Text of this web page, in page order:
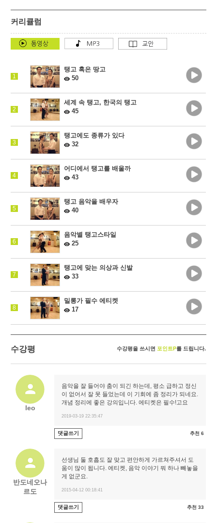
커리큘럼
1
탱고 혹은 땅고
50
2
세계 속 탱고, 한국의 탱고
45
3
탱고에도 종류가 있다
32
4
어디에서 탱고를 배울까
43
5
탱고 음악을 배우자
40
6
음악별 탱고스타일
25
7
탱고에 맞는 의상과 신발
33
8
밀롱가 필수 에티켓
17
수강평 수강평을 쓰시면 포인트P를 드립니다.
leo
음악을 잘 들어야 춤이 되긴 하는데, 평소 급하고 정신
이 없어서 잘 못 들었는데 이 기회에 좀 정리가 되네요.
개념 정리에 좋은 강의입니다. 에티켓은 필수!고요
2019-03-19 22:35:47
댓글쓰기 추천 6
반도네오나
르도
선생님 둘 호흡도 잘 맞고 편안하게 가르쳐주셔서 도
움이 많이 됩니다. 에티켓, 음악 이야기 뭐 하나 빼놓을
게 없군요.
2015-04-12 00:18:41
댓글쓰기 추천 33